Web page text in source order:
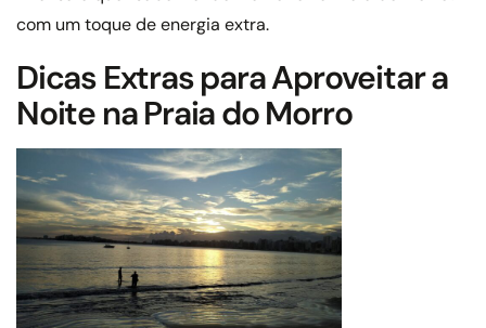
com um toque de energia extra.
Dicas Extras para Aproveitar a
Noite na Praia do Morro